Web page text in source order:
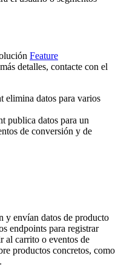
Feature
detalles, contacte con el
elimina datos para varios
publica datos para un
de conversión y de
y envían datos de producto
endpoints para registrar
al carrito o eventos de
productos concretos, como